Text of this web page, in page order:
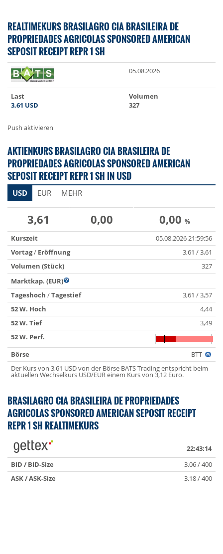
REALTIMEKURS BRASILAGRO CIA BRASILEIRA DE
PROPRIEDADES AGRICOLAS SPONSORED AMERICAN
SEPOSIT RECEIPT REPR 1 SH
05.08.2026
Last
3,61 USD
Volumen
327
Push aktivieren
AKTIENKURS BRASILAGRO CIA BRASILEIRA DE
PROPRIEDADES AGRICOLAS SPONSORED AMERICAN
SEPOSIT RECEIPT REPR 1 SH IN USD
USD EUR MEHR
3,61 0,00 0,00 %
Kurszeit
05.08.2026 21:59:56
Vortag/ Eröffnung
3,61 / 3,61
Volumen (Stück)
327
Marktkap. (EUR)
Tageshoch /Tagestief
3,61 / 3,57
52 W. Hoch
4,44
52 W. Tief
3,49
52 W. Perf.
Börse
BTT
Der Kurs von 3,61 USD von der Börse BATS Trading entspricht beim
aktuellen Wechselkurs USD/EUR einem Kurs von 3,12 Euro.
BRASILAGRO CIA BRASILEIRA DE PROPRIEDADES
AGRICOLAS SPONSORED AMERICAN SEPOSIT RECEIPT
REPR 1 SH REALTIMEKURS
22:43:14
BID / BID-Size
3.06 / 400
ASK / ASK-Size
3.18 / 400